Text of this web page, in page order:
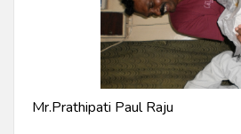
Mr.Prathipati Paul Raju